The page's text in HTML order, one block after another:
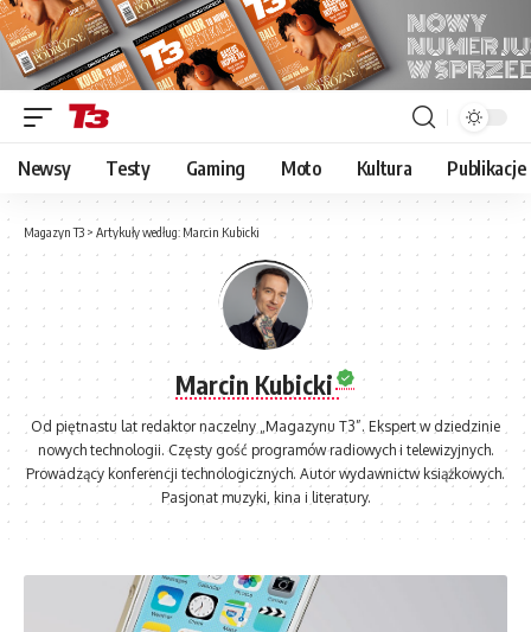
Newsy Testy Gaming Moto Kultura Publikacje
Magazyn T3 > Artykuły według: Marcin Kubicki
Marcin Kubicki
Od piętnastu lat redaktor naczelny „Magazynu T3”. Ekspert w dziedzinie
nowych technologii. Częsty gość programów radiowych i telewizyjnych.
Prowadzący konferencji technologicznych. Autor wydawnictw książkowych.
Pasjonat muzyki, kina i literatury.